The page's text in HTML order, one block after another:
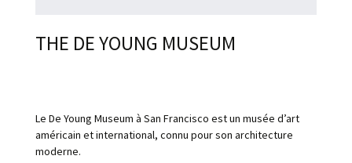
THE DE YOUNG MUSEUM
Le De Young Museum à San Francisco est un musée d’art
américain et international, connu pour son architecture
moderne.